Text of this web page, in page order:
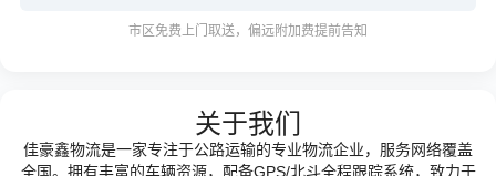
市区免费上门取送，偏远附加费提前告知
关于我们
佳豪鑫物流是一家专注于公路运输的专业物流企业，服务网络覆盖
全国。拥有丰富的车辆资源，配备GPS/北斗全程跟踪系统，致力于